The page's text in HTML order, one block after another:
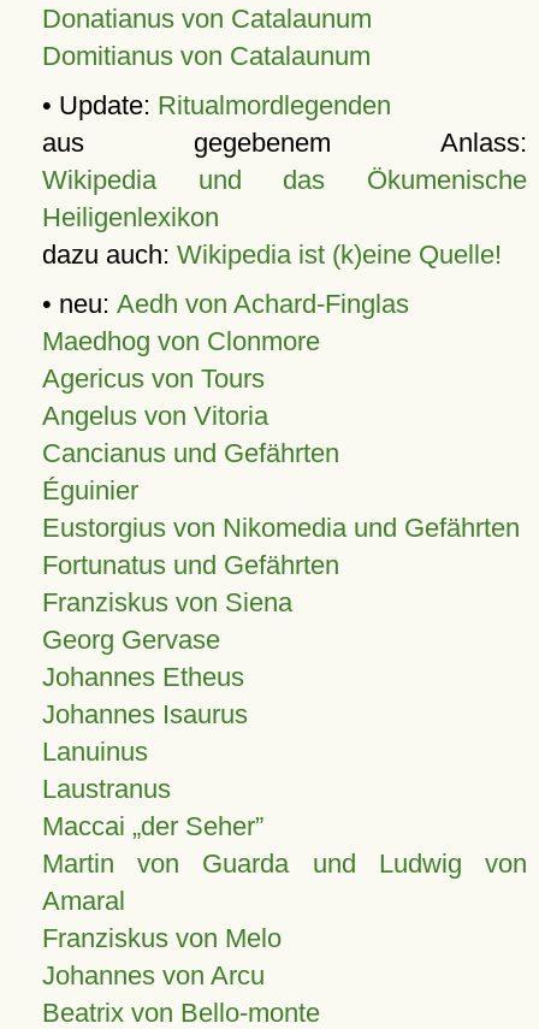
Donatianus von Catalaunum
Domitianus von Catalaunum
• Update: Ritualmordlegenden
aus gegebenem Anlass:
Wikipedia und das Ökumenische
Heiligenlexikon
dazu auch: Wikipedia ist (k)eine Quelle!
• neu: Aedh von Achard-Finglas
Maedhog von Clonmore
Agericus von Tours
Angelus von Vitoria
Cancianus und Gefährten
Éguinier
Eustorgius von Nikomedia und Gefährten
Fortunatus und Gefährten
Franziskus von Siena
Georg Gervase
Johannes Etheus
Johannes Isaurus
Lanuinus
Laustranus
Maccai „der Seher”
Martin von Guarda und Ludwig von
Amaral
Franziskus von Melo
Johannes von Arcu
Beatrix von Bello-monte